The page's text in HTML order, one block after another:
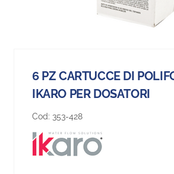
6 PZ CARTUCCE DI
IKARO PER DOSATORI
Cod: 353-428